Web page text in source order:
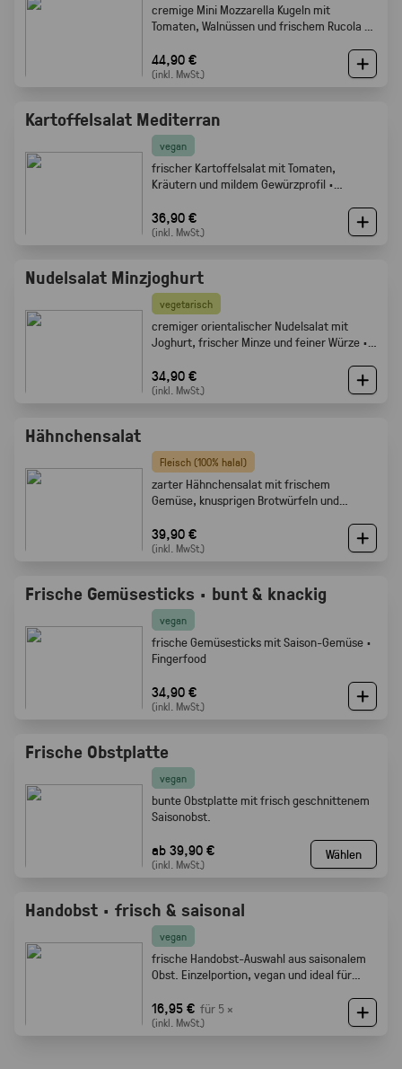
cremige Mini Mozzarella Kugeln mit
Tomaten, Walnüssen und frischem Rucola ·
44,90 €
(inkl. MwSt.)
Kartoffelsalat Mediterran
vegan
frischer Kartoffelsalat mit Tomaten,
Kräutern und mildem Gewürzprofil ·
36,90 €
(inkl. MwSt.)
Nudelsalat Minzjoghurt
vegetarisch
cremiger orientalischer Nudelsalat mit
Joghurt, frischer Minze und feiner Würze ·
34,90 €
(inkl. MwSt.)
Hähnchensalat
Fleisch (100% halal)
zarter Hähnchensalat mit frischem
Gemüse, knusprigen Brotwürfeln und
39,90 €
(inkl. MwSt.)
Frische Gemüsesticks · bunt & knackig
vegan
frische Gemüsesticks mit Saison-Gemüse ·
Fingerfood
34,90 €
(inkl. MwSt.)
Frische Obstplatte
vegan
bunte Obstplatte mit frisch geschnittenem
Saisonobst.
ab 39,90 €
(inkl. MwSt.)
Wählen
Handobst · frisch & saisonal
vegan
frische Handobst-Auswahl aus saisonalem
Obst. Einzelportion, vegan und ideal für
16,95 € für 5 ×
(inkl. MwSt.)